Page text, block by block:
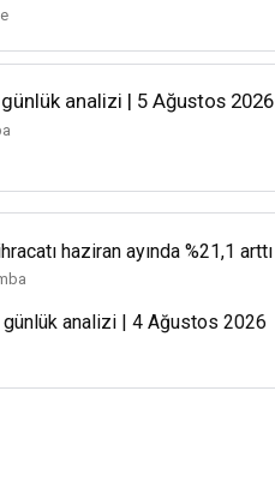
analizi | 5 Ağustos 2026
haziran ayında %21,1 arttı
günlük analizi | 4 Ağustos 2026